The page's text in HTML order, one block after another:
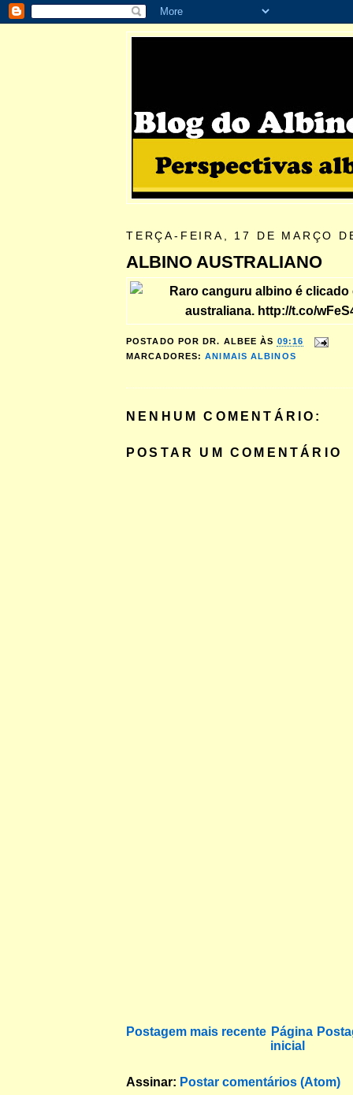
TERÇA-FEIRA, 17 DE MARÇO
ALBINO AUSTRALIANO
POSTADO POR DR. ALBEE ÀS 09:16
MARCADORES:ANIMAIS ALBINOS
NENHUM COMENTÁRIO:
POSTAR UM COMENTÁRIO
Postagem mais recente Página
inicial
Assinar: Postar comentários (Atom)